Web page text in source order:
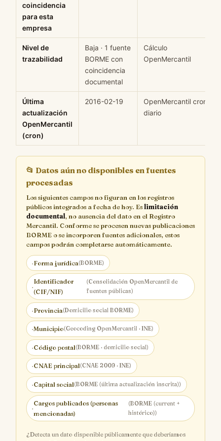
coincidencia
para esta
empresa
Nivel de
trazabilidad
Baja · 1 fuente
BORME con
coincidencia
documental
Cálculo
OpenMercantil
Última
actualización
OpenMercantil
(cron)
2016-02-19
OpenMercantil cron
diario
📂 Datos aún no disponibles en fuentes
procesadas
Los siguientes campos no figuran en los registros
públicos integrados a fecha de hoy. Eslimitación
documental, no ausencia del dato en el Registro
Mercantil. Conforme se procesen nuevas publicaciones
BORME o se incorporen fuentes adicionales, estos
campos podrán completarse automáticamente.
·Forma jurídica(BORME)
·
Identificador
(CIF/NIF)
(Consolidación OpenMercantil de
fuentes públicas)
·Provincia(Domicilio social BORME)
·Municipio(Geocoding OpenMercantil · INE)
·Código postal(BORME · domicilio social)
·CNAE principal(CNAE 2009 · INE)
·Capital social(BORME (última actualización inscrita))
·
Cargos publicados (personas
mencionadas)
(BORME (current +
histórico))
¿Detecta un dato disponible públicamente que deberíamos